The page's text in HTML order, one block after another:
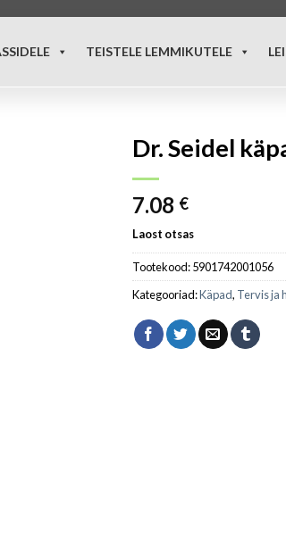
TEISTELE LEMMIKUTELE
Dr. Seidel
7.08 €
Laost otsas
Tootekood:5901742001056
Kategooriad:Käpad, Tervis ja